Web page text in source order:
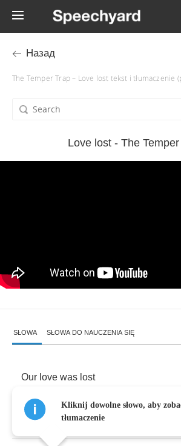
Назад
The Temper Trap – Love lost tekst i tłumaczenie
Love lost - The
SŁOWA SŁOWA DO NAUCZENIA SIĘ
Our love was lost
But now we've found
Kliknij dowolne słowo, aby
tłumaczenie